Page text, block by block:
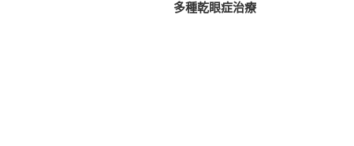
導
篇
多種乾眼症治療